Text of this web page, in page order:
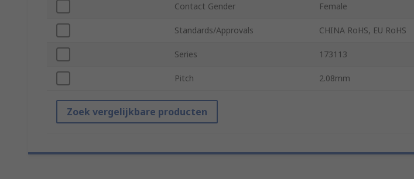
Contact Gender Female
Standards/Approvals CHINA RoHS, EU RoHS
Series 173113
Pitch 2.08mm
Zoek vergelijkbare producten